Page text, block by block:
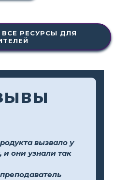
РЕСУРСЫ ДЛЯ
вызвало у
и они узнали так